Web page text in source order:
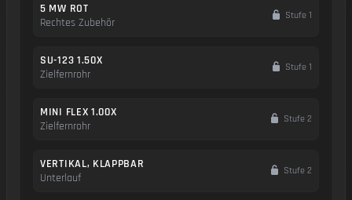
5 MW ROT
Rechtes Zubehör
Stufe 1
SU-123 1.50X
Zielfernrohr
Stufe 1
MINI FLEX 1.00X
Zielfernrohr
Stufe 2
VERTIKAL, KLAPPBAR
Unterlauf
Stufe 2